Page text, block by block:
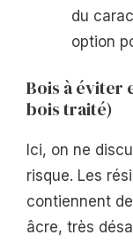
du
option
Bois à éviter
bois traité)
Ici, on ne
risque. Les
contiennent
âcre, très